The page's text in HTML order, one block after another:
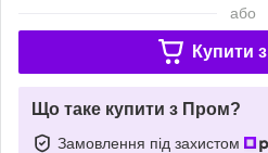
або
Купити з
Що таке купити з Пром?
Замовлення під захистом